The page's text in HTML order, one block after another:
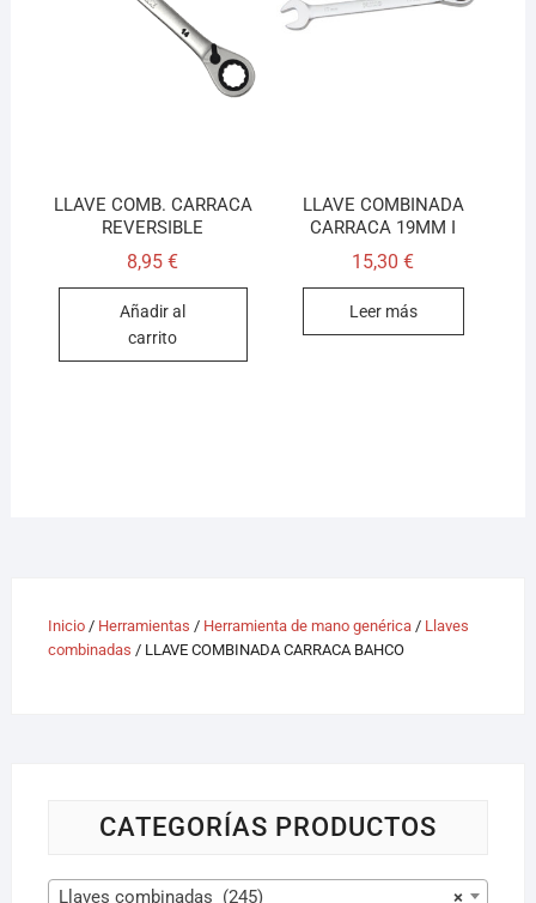
LLAVE COMB. CARRACA
REVERSIBLE
8,95€
Añadir al
carrito
LLAVE COMBINADA
CARRACA 19MM I
15,30€
Leer más
Inicio/ Herramientas / Herramienta de mano genérica/ Llaves
combinadas / LLAVE COMBINADA CARRACA BAHCO
CATEGORÍAS PRODUCTOS
×
Llaves combinadas (245)